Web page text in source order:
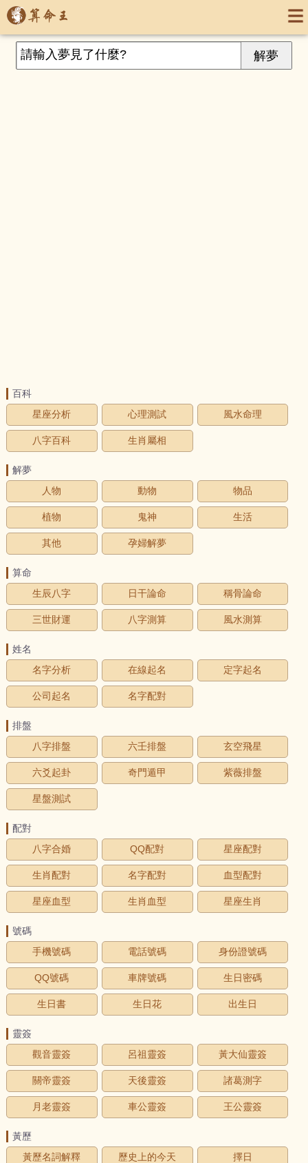
百科
星座分析
心理測試 風水命理
八字百科 生肖屬相
解夢
人物
動物 物品
植物 鬼神 生活
其他 孕婦解夢
算命
生辰八字
日干論命 稱骨論命
三世財運 八字測算 風水測算
姓名
名字分析
在線起名 定字起名
公司起名 名字配對
排盤
八字排盤
六壬排盤 玄空飛星
六爻起卦 奇門遁甲 紫薇排盤
星盤測試
配對
八字合婚
QQ配對 星座配對
生肖配對 名字配對 血型配對
星座血型 生肖血型 星座生肖
號碼
手機號碼
電話號碼 身份證號碼
QQ號碼 車牌號碼 生日密碼
生日書 生日花 出生日
靈簽
觀音靈簽
呂祖靈簽 黃大仙靈簽
關帝靈簽 天後靈簽 諸葛測字
月老靈簽 車公靈簽 王公靈簽
黃歷
黃歷名詞解釋
歷史上的今天 擇日